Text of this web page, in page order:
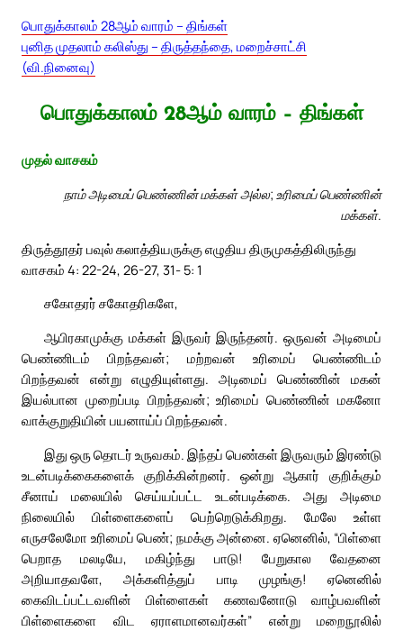
பொதுக்காலம் 28ஆம் வாரம் – திங்கள்
புனித முதலாம் கலிஸ்து – திருத்தந்தை, மறைச்சாட்சி
(வி.நினைவு)
பொதுக்காலம் 28ஆம் வாரம் – திங்கள்
முதல் வாசகம்
நாம் அடிமைப் பெண்ணின் மக்கள் அல்ல; உரிமைப் பெண்ணின்
மக்கள்.
திருத்தூதர் பவுல் கலாத்தியருக்கு எழுதிய திருமுகத்திலிருந்து
வாசகம் 4: 22-24, 26-27, 31- 5: 1
சகோதரர் சகோதரிகளே,
ஆபிரகாமுக்கு மக்கள் இருவர் இருந்தனர். ஒருவன் அடிமைப்
பெண்ணிடம் பிறந்தவன்; மற்றவன் உரிமைப் பெண்ணிடம்
பிறந்தவன் என்று எழுதியுள்ளது. அடிமைப் பெண்ணின் மகன்
இயல்பான முறைப்படி பிறந்தவன்; உரிமைப் பெண்ணின் மகனோ
வாக்குறுதியின் பயனாய்ப் பிறந்தவன்.
இது ஒரு தொடர் உருவகம். இந்தப் பெண்கள் இருவரும் இரண்டு
உடன்படிக்கைகளைக் குறிக்கின்றனர். ஒன்று ஆகார் குறிக்கும்
சீனாய் மலையில் செய்யப்பட்ட உடன்படிக்கை. அது அடிமை
நிலையில் பிள்ளைகளைப் பெற்றெடுக்கிறது. மேலே உள்ள
எருசலேமோ உரிமைப் பெண்; நமக்கு அன்னை. ஏனெனில், “பிள்ளை
பெறாத மலடியே, மகிழ்ந்து பாடு! பேறுகால வேதனை
அறியாதவளே, அக்களித்துப் பாடி முழங்கு! ஏனெனில்
கைவிடப்பட்டவளின் பிள்ளைகள் கணவனோடு வாழ்பவளின்
பிள்ளைகளை விட ஏராளமானவர்கள்” என்று மறைநூலில்